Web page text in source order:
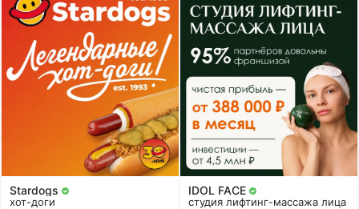
Stardogs
хот-доги
IDOL FACE
студия лифтинг-массажа лица